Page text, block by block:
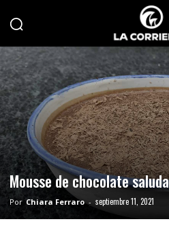
Mousse de chocolate
Por Chiara Ferraro - septiembre 11, 2021